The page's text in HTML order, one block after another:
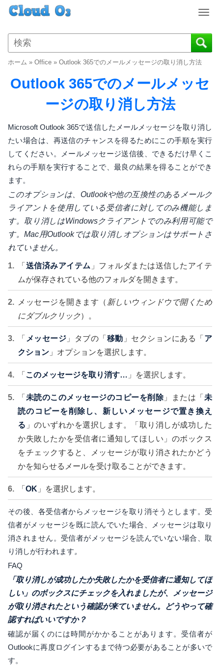
T
g
g
n
a
a
t
o
ホーム » Office » Outlook 365でのメールメッセージの取り消し方法
Outlook 365でのメールメッセ
ージの取り消し方法
Microsoft Outlook 365で送信したメールメッセージを取り消し
たい場合は、再送信のチャンスを得るためにこの手順を実行
してください。メールメッセージ送信後、できるだけ早くこ
れらの手順を実行することで、最良の結果を得ることができ
ます。
このオプションは、Outlookや他の互換性のあるメールク
ライアントを使用している受信者に対してのみ機能しま
す。取り消しはWindowsクライアントでのみ利用可能で
す。Mac用Outlookでは取り消しオプションはサポートさ
れていません。
「 送信済みアイテム 」フォルダまたは送信したアイテ
ムが保存されている他のフォルダを開きます。
メッセージを開きます（ 新しいウィンドウで開くため
にダブルクリック）。
「 メッセージ 」タブの「 移動 」セクションにある「 ア
クション 」オプションを選択します。
「 このメッセージを取り消す… 」を選択します。
「 未読のこのメッセージのコピーを削除」または「 未
読のコピーを削除し、新しいメッセージで置き換え
る 」のいずれかを選択します。「取り消しが成功した
か失敗したかを受信者に通知してほしい」のボックス
をチェックすると、メッセージが取り消されたかどう
かを知らせるメールを受け取ることができます。
「 OK 」を選択します。
その後、各受信者からメッセージを取り消そうとします。受
信者がメッセージを既に読んでいた場合、メッセージは取り
消されません。受信者がメッセージを読んでいない場合、取
り消しが行われます。
FAQ
「取り消しが成功したか失敗したかを受信者に通知してほ
しい」のボックスにチェックを入れましたが、メッセージ
が取り消されたという確認が来ていません。どうやって確
認すればいいですか？
確認が届くのには時間がかかることがあります。受信者が
Outlookに再度ログインするまで待つ必要があることが多いで
す。